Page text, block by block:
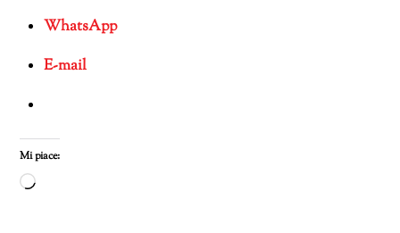
WhatsApp
E-mail
Mi piace:
Caricamento